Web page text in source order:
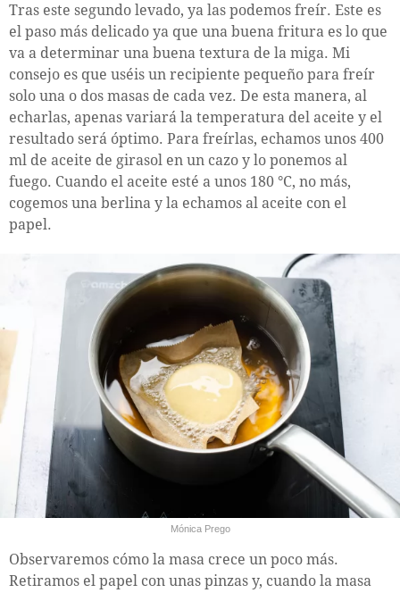
Tras este segundo levado, ya las podemos freír. Este es
el paso más delicado ya que una buena fritura es lo que
va a determinar una buena textura de la miga. Mi
consejo es que uséis un recipiente pequeño para freír
solo una o dos masas de cada vez. De esta manera, al
echarlas, apenas variará la temperatura del aceite y el
resultado será óptimo. Para freírlas, echamos unos 400
ml de aceite de girasol en un cazo y lo ponemos al
fuego. Cuando el aceite esté a unos 180 °C, no más,
cogemos una berlina y la echamos al aceite con el
papel.
Mónica Prego
Observaremos cómo la masa crece un poco más.
Retiramos el papel con unas pinzas y, cuando la masa